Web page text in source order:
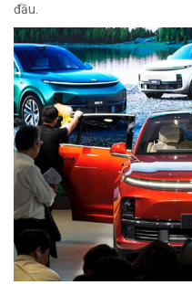
đầu.